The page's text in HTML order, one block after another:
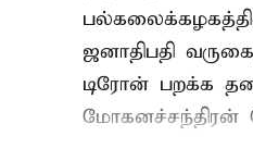
ஜனாதிபதி
டிரோன் பறக்க
மோகனச்சந்திரன்